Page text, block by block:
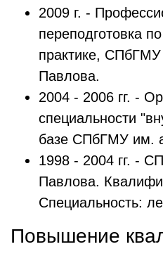
2009 г. -
переподготовка
практике,
Павлова.
2004 - 2006 гг. -
специальности
базе СПбГМУ им.
1998 - 2004 гг. -
Павлова.
Специальность:
Повышение